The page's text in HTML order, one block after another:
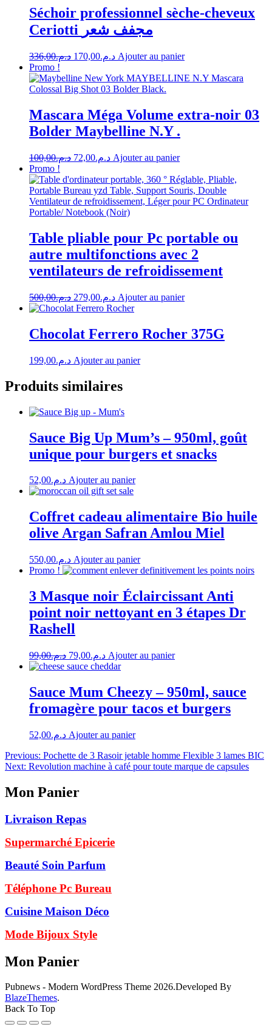
Séchoir professionnel sèche-cheveux
Ceriotti مجفف شعر
د.م.336,00
Le
initial
était :
د.م.170,00
Le
actuel
est :
Ajouter au panier
Promo !
Mascara Méga Volume extra-noir 03
Bolder Maybelline N.Y .
د.م.100,00
Le
initial
était :
د.م.100,00.
د.م.72,00
Le
actuel
est :
د.م.72,00.
Ajouter au panier
Promo !
Table pliable pour Pc portable ou
autre multifonctions avec 2
ventilateurs de refroidissement
د.م.500,00
Le
prix
était :
د.م.500,00.
د.م.279,00
Le
prix
د.م.279,00.
Ajouter au panier
Chocolat Ferrero Rocher 375G
د.م.199,00 Ajouter au panier
Produits similaires
Sauce Big Up Mum’s – 950ml, goût
unique pour burgers et snacks
د.م.52,00 Ajouter au panier
Coffret cadeau alimentaire Bio huile
olive Argan Safran Amlou Miel
د.م.550,00
Ajouter au panier
Promo !
3 Masque noir Éclaircissant Anti
point noir nettoyant en 3 étapes Dr
Rashell
د.م.99,00
Le
prix
était :
د.م.99,00.
د.م.79,00
Le
prix
est :
د.م.79,00.
Ajouter au panier
Sauce Mum Cheezy – 950ml, sauce
fromagère pour tacos et burgers
د.م.52,00 Ajouter au panier
Navigation
de
l’article
Previous: Pochette de 3 Rasoir jetable homme Flexible 3 lames BIC
Next: Revolution machine à café pour toute marque de capsules
Mon Panier
Livraison Repas
Supermarché Epicerie
Beauté Soin Parfum
Téléphone Pc Bureau
Cuisine Maison Déco
Mode Bijoux Style
Mon Panier
Pubnews - Modern WordPress Theme 2026.Developed By
BlazeThemes.
Back To Top